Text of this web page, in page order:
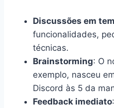
Discussões em
funcionalidades,
técnicas.
Brainstorming: O
exemplo, nasceu
Discord às 5 da
Feedback imediato